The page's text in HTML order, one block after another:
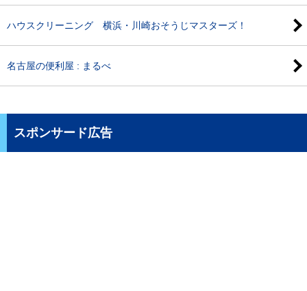
ハウスクリーニング 横浜・川崎おそうじマスターズ！
名古屋の便利屋 : まるべ
スポンサード広告